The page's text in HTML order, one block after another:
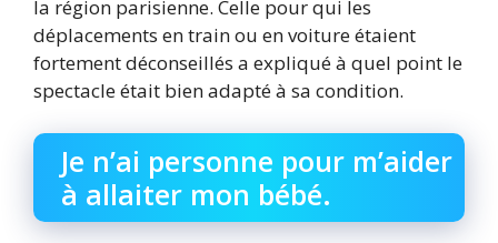
la région parisienne. Celle pour qui les
déplacements en train ou en voiture étaient
fortement déconseillés a expliqué à quel point le
spectacle était bien adapté à sa condition.
Je n’ai personne pour m’aider
à allaiter mon bébé.